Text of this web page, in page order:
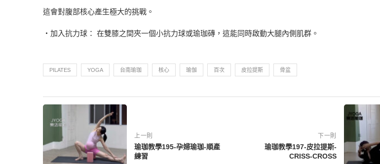
這會對腹部核心產生極大的挑戰。
‧加入抗力球： 在雙膝之間夾一個小抗力球或瑜珈磚，這能同時啟動大腿內側肌群。
PILATES YOGA 台南瑜珈 核心 瑜伽 百次 皮拉提斯 骨盆
上一則
瑜珈教學195-孕婦瑜珈-順產
練習
下一則
瑜珈教學197-皮拉提斯-
CRISS-CROSS